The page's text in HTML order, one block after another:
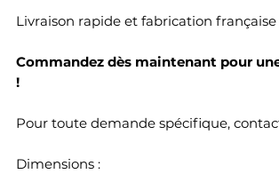
Livraison rapide et fabrication française
Commandez dès maintenant pour
!
Pour toute demande spécifique,
Dimensions :